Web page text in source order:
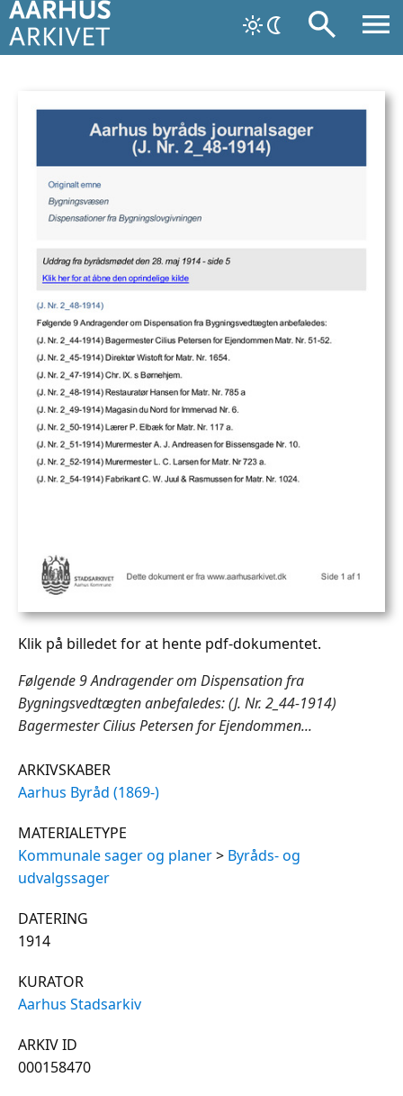
Klik på billedet for at hente pdf-dokumentet.
Følgende 9 Andragender om Dispensation fra
Bygningsvedtægten anbefaledes: (J. Nr. 2_44-1914)
Bagermester Cilius Petersen for Ejendommen...
ARKIVSKABER
Aarhus Byråd (1869-)
MATERIALETYPE
Kommunale sager og planer> Byråds- og
udvalgssager
DATERING
1914
KURATOR
Aarhus Stadsarkiv
ARKIV ID
000158470